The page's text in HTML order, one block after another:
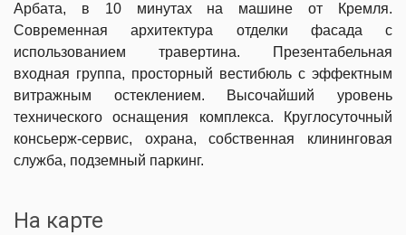
Арбата, в 10 минутах на машине от Кремля.
Современная архитектура отделки фасада с
использованием травертина. Презентабельная
входная группа, просторный вестибюль с эффектным
витражным остеклением. Высочайший уровень
технического оснащения комплекса. Круглосуточный
консьерж-сервис, охрана, собственная клининговая
служба, подземный паркинг.
На карте